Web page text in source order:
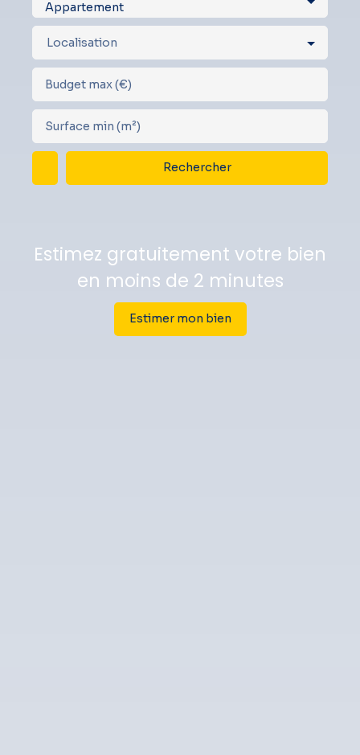
Appartement
Localisation
Budget max (€)
Surface min (m²)
Rechercher
Estimez gratuitement votre bien
en moins de 2 minutes
Estimer mon bien